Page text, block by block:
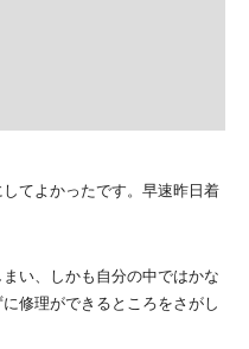
てよかったです。早速昨日着
い、しかも自分の中ではかな
修理ができるところをさがし